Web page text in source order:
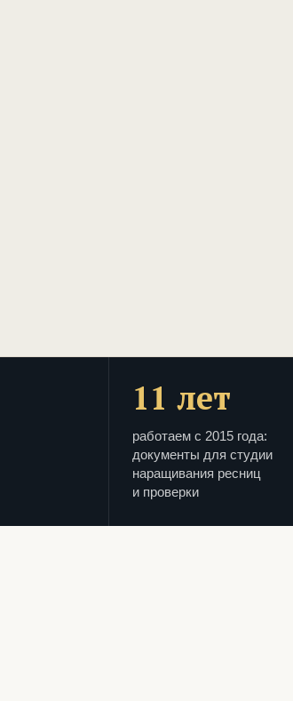
11 лет
работаем с 2015 года:
документы для студии
наращивания ресниц
и проверки